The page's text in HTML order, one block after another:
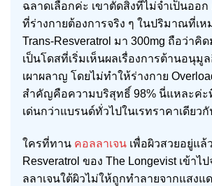
ฉลาดเลือกค่ะ เขาตัดสิ่งที่ไม่จำเป็นออก
ที่ร่างกายต้องการจริง ๆ ในปริมาณที่เห
Trans-Resveratrol มา 300mg ถือว่าคิ
เป็นโดสที่เริ่มเห็นผลเรื่องการต้านอนุมู
เผาผลาญ โดยไม่ทำให้ร่างกาย
สำคัญคือความบริสุทธิ์ 98% นี่แหละค่
เด่นกว่าแบรนด์ทั่วไปในเรทราคาเดียว
ใครที่ทาน คอลลาเจน เพื่อผิวสวยอยู่แล้
Resveratrol ของ The Longevist เข้าไ
ลลาเจนใต้ผิวไม่ให้ถูกทำลายจากแสงแ